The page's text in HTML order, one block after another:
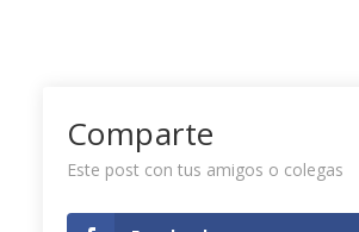
Comparte
Este post con tus amigos o colegas